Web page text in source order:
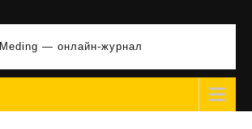
Meding — онлайн-журнал